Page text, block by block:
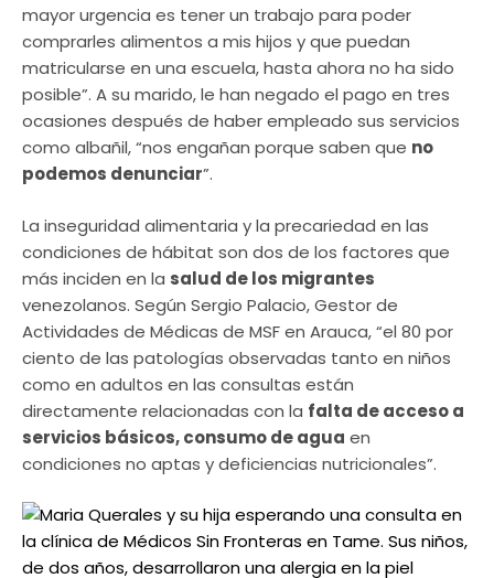
mayor urgencia es tener un trabajo para poder
comprarles alimentos a mis hijos y que puedan
matricularse en una escuela, hasta ahora no ha sido
posible”. A su marido, le han negado el pago en tres
ocasiones después de haber empleado sus servicios
como albañil, “nos engañan porque saben que no
podemos denunciar”.
La inseguridad alimentaria y la precariedad en las
condiciones de hábitat son dos de los factores que
más inciden en la salud de los migrantes
venezolanos. Según Sergio Palacio, Gestor de
Actividades de Médicas de MSF en Arauca, “el 80 por
ciento de las patologías observadas tanto en niños
como en adultos en las consultas están
directamente relacionadas con la falta de acceso a
servicios básicos, consumo de agua en
condiciones no aptas y deficiencias nutricionales”.